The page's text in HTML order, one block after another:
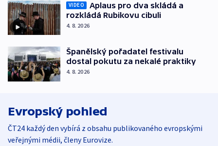
VIDEO
Aplaus pro dva skládá a
rozkládá Rubikovu cibuli
4. 8. 2026
Španělský pořadatel festivalu
dostal pokutu za nekalé praktiky
4. 8. 2026
Evropský pohled
ČT24 každý den vybírá z obsahu publikovaného evropskými
veřejnými médii, členy Eurovize.